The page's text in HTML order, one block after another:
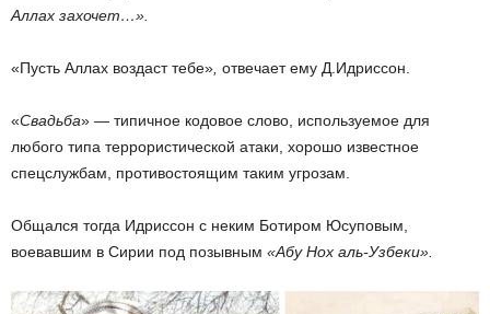
Аллах захочет…».
«Пусть Аллах воздаст тебе» отвечает ему Д.Идриссон.
«Cвадьба» — типичное кодовое слово, используемое для
любого типа террористической атаки, хорошо известное
спецслужбам, противостоящим таким угрозам.
Общался тогда Идриссон с неким Ботиром Юсуповым,
воевавшим в Сирии под позывным «Абу Нох аль-Узбеки».